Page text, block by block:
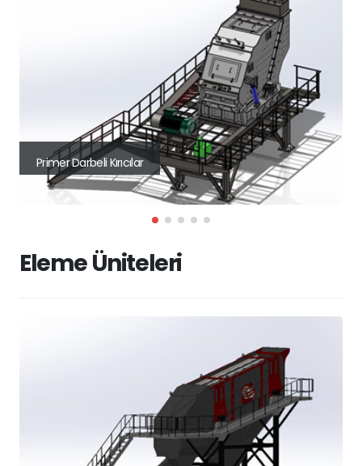
Primer Darbeli Kırıcılar
Eleme Üniteleri